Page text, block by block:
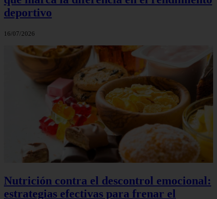
deportivo
16/07/2026
Nutrición contra el descontrol emocional:
estrategias efectivas para frenar el